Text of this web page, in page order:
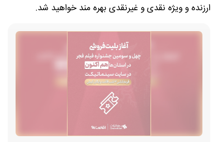
ارزنده و ویژه نقدی و غیرنقدی بهره مند خواهید شد.